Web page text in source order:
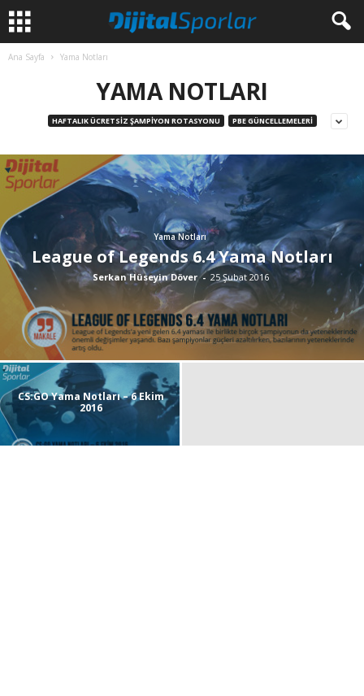
Ana Sayfa Yama Notları
YAMA NOTLARI
HAFTALIK ÜCRETSIZ ŞAMPIYON ROTASYONU PBE GÜNCELLEMELERI
Yama Notları
League of Legends 6.4 Yama Notları
Serkan Hüseyin Döver - 25 Şubat 2016
CS:GO Yama Notları – 6 Ekim
2016